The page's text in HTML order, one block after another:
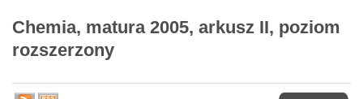
Chemia, matura 2005, arkusz II, poziom
rozszerzony